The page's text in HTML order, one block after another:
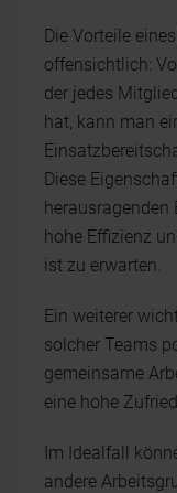
Die Vorteile
offensichtlich:
der jedes
hat, kann man
Diese
herausragenden
hohe Effizienz
ist zu erwarten.
Ein weiterer
solcher Teams
gemeinsame
eine hohe
Im Idealfall
andere